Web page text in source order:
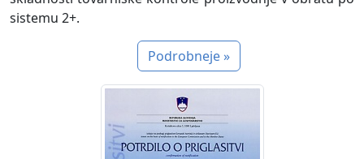
sistemu 2+.
Podrobneje »